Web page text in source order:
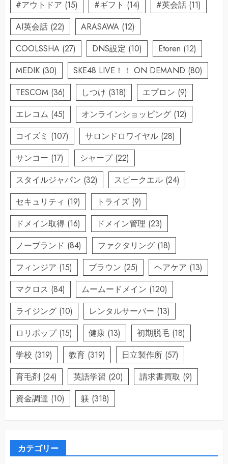
#アウトドア (15) #ギフト (14) #英会話 (11)
AI英会話 (22) ARASAWA (12)
COOLSSHA (27) DNS設定 (10) Etoren (12)
MEDIK (30) SKE48 LIVE！！ ON DEMAND (80)
TESCOM (36) しつけ (318) エプロン (9)
エレコム (45) オンラインショッピング (12)
コイズミ (107) サロンドロワイヤル (28)
サンコー (17) シャープ(22)
スタイルジャパン (32) スピークエル (24)
セキュリティ (19) トライズ (9)
ドメイン取得 (16) ドメイン管理 (23)
ノーブランド (84) ファクタリング (18)
フィンジア (15) ブラウン (25) ヘアケア (13)
マクロス (84) ムームードメイン (120)
ライジング (10) レンタルサーバー (13)
ロリポップ(15) 健康 (13) 初期脱毛 (18)
学校 (319) 教育 (319) 日立製作所 (57)
育毛剤 (24) 英語学習 (20) 請求書買取 (9)
資金調達 (10) 躾 (318)
カテゴリー